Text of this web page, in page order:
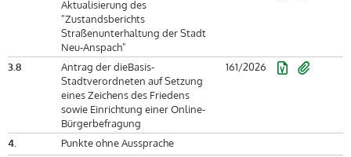
Aktualisierung des
"Zustandsberichts
Straßenunterhaltung der Stadt
Neu-Anspach"
3.8
Antrag der dieBasis-
Stadtverordneten auf Setzung
eines Zeichens des Friedens
sowie Einrichtung einer Online-
Bürgerbefragung
161/2026
4.
Punkte ohne Aussprache